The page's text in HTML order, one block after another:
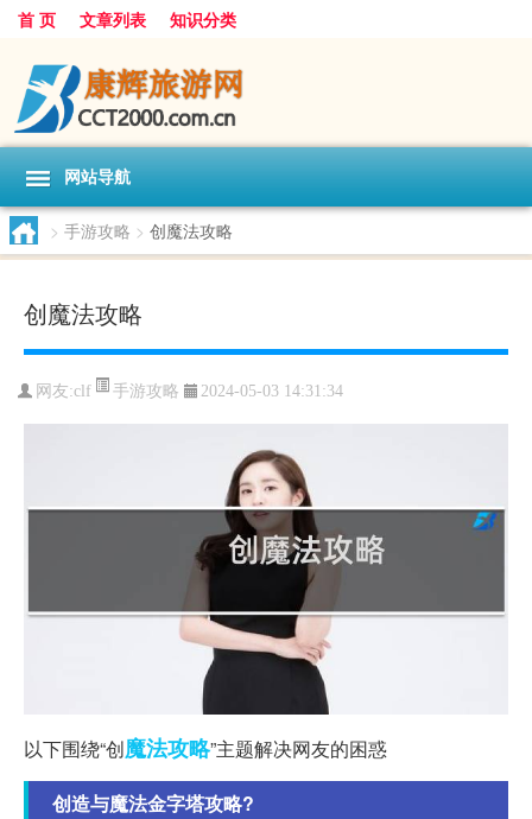
首 页 文章列表 知识分类
网站导航
> 手游攻略 > 创魔法攻略
创魔法攻略
网友:clf 手游攻略 2024-05-03 14:31:34
以下围绕“创魔法攻略”主题解决网友的困惑
创造与魔法金字塔攻略?